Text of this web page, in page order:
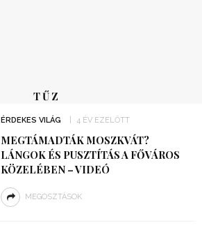
TŰZ
ÉRDEKES VILÁG 4 ÉV EZELŐTT
MEGTÁMADTÁK MOSZKVÁT?
LÁNGOK ÉS PUSZTÍTÁS A FŐVÁROS
KÖZELÉBEN – VIDEÓ
MEGOSZTÁSOK